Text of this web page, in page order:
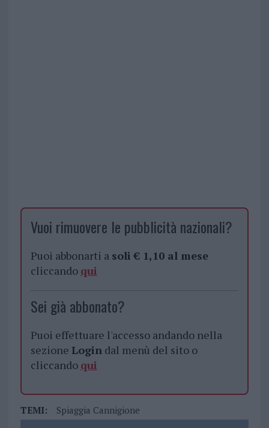
Vuoi rimuovere le pubblicità nazionali?
Puoi abbonarti a soli € 1,10 al mese
cliccando qui
Sei già abbonato?
Puoi effettuare l'accesso andando nella
sezione Logindal menù del sito o
cliccando qui
TEMI: Spiaggia Cannigione